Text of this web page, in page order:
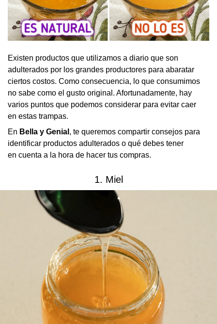
Existen productos que utilizamos a diario que son
adulterados por los grandes productores para abaratar
ciertos costos. Como consecuencia, lo que consumimos
no sabe como el gusto original. Afortunadamente, hay
varios puntos que podemos considerar para evitar caer
en estas trampas.
En Bella y Genial , te queremos compartir consejos para
identificar productos adulterados o qué debes tener
en cuenta a la hora de hacer tus compras.
1. Miel